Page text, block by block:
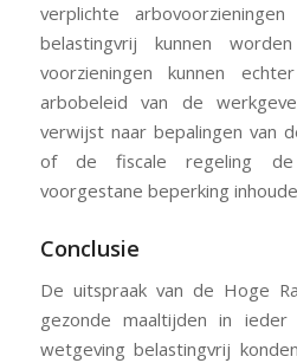
verplichte
belastingvrij kunnen
voorzieningen kunnen
arbobeleid van de
verwijst naar bepalingen van
of de fiscale regeling
voorgestane beperking
Conclusie
De uitspraak van de Hoge
gezonde maaltijden in
wetgeving belastingvrij